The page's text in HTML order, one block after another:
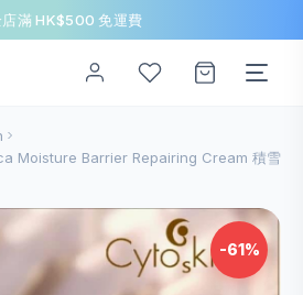
店滿 HK$500 免運費
Moisture Barrier Repairing Cream 積雪
-61%